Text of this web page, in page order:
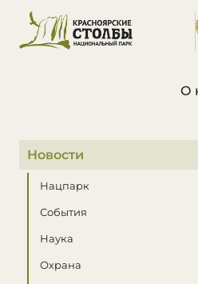
О
В этом разделе
Новости
Нацпарк
События
Наука
Охрана